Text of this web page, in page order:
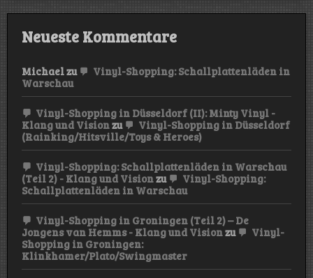
Neueste Kommentare
Michaelzu
Vinyl-Shopping: Schallplattenläden in
Warschau
Vinyl-Shopping in Düsseldorf (II): Minty Vinyl -
Klang und Visionzu
Vinyl-Shopping in Düsseldorf
(Rainking/Hitsville/Toys & Heroes)
Vinyl-Shopping: Schallplattenläden in Warschau
(Teil 2) - Klang und Visionzu
Vinyl-Shopping:
Schallplattenläden in Warschau
Vinyl-Shopping in Groningen (Teil 2) – De
Jongens van Hemms - Klang und Visionzu
Vinyl-
Shopping in Groningen:
Klinkhamer/Plato/Swingmaster